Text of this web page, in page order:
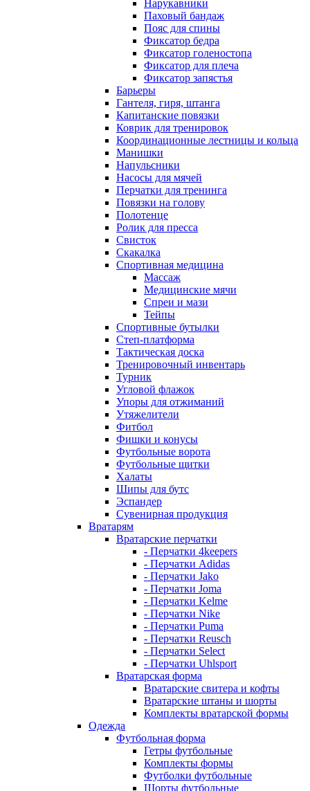
Нарукавники
Паховый бандаж
Пояс для спины
Фиксатор бедра
Фиксатор голеностопа
Фиксатор для плеча
Фиксатор запястья
Барьеры
Гантеля, гиря, штанга
Капитанские повязки
Коврик для тренировок
Координационные лестницы и кольца
Манишки
Напульсники
Насосы для мячей
Перчатки для тренинга
Повязки на голову
Полотенце
Ролик для пресса
Свисток
Скакалка
Спортивная медицина
Массаж
Медицинские мячи
Спреи и мази
Тейпы
Спортивные бутылки
Степ-платформа
Тактическая доска
Тренировочный инвентарь
Турник
Угловой флажок
Упоры для отжиманий
Утяжелители
Фитбол
Фишки и конусы
Футбольные ворота
Футбольные щитки
Халаты
Шипы для бутс
Эспандер
Сувенирная продукция
Вратарям
Вратарские перчатки
- Перчатки 4keepers
- Перчатки Adidas
- Перчатки Jako
- Перчатки Joma
- Перчатки Kelme
- Перчатки Nike
- Перчатки Puma
- Перчатки Reusch
- Перчатки Select
- Перчатки Uhlsport
Вратарская форма
Вратарские свитера и кофты
Вратарские штаны и шорты
Комплекты вратарской формы
Одежда
Футбольная форма
Гетры футбольные
Комплекты формы
Футболки футбольные
Шорты футбольные